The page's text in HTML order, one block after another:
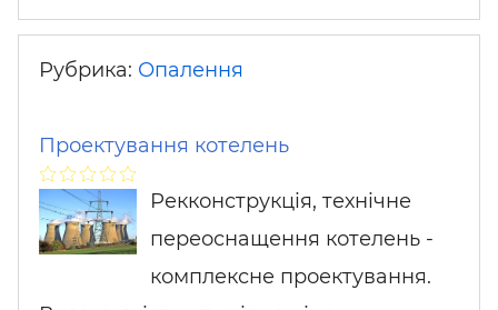
Рубрика: Опалення
Проектування котелень
Рекконструкція, технічне
переоснащення котелень -
комплексне проектування.